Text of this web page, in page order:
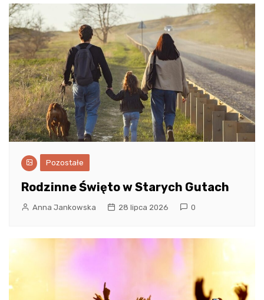
Pozostałe
Rodzinne Święto w Starych Gutach
Anna Jankowska 28 lipca 2026 0